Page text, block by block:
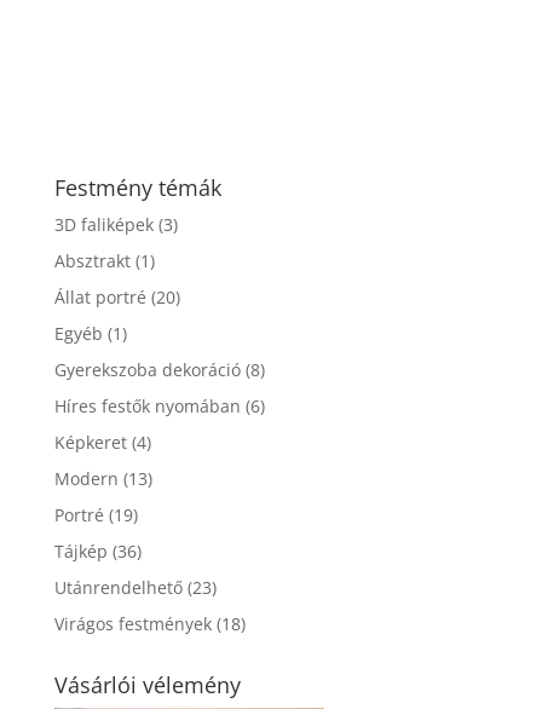
Festmény témák
3D faliképek (3)
Absztrakt (1)
Állat portré (20)
Egyéb (1)
Gyerekszoba dekoráció (8)
Híres festők nyomában (6)
Képkeret (4)
Modern (13)
Portré (19)
Tájkép (36)
Utánrendelhető (23)
Virágos festmények (18)
Vásárlói vélemény